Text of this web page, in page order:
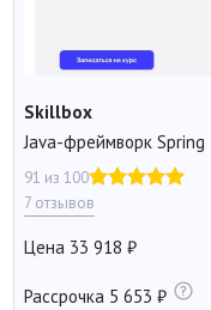
Skillbox
Java-фреймворк Spring
91 из 100
7 отзывов
Цена 33 918
Рассрочка 5 653